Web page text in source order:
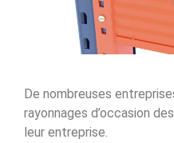
De nombreuses
rayonnages d’occasion
leur entreprise.